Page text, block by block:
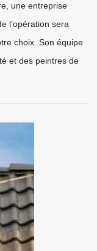
une entreprise
l’opération sera
choix. Son équipe
et des peintres de